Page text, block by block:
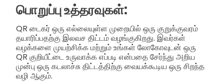
பொறுப்பு உத்தரவுகள்:
QR டைகர் ஒரு எல்லையுள்ள முறையில் ஒரு குறுக்குவரம்
தயாரிப்பதற்கு இலவச திட்டம் வழங்குகிறது. இவர்கள்
வழக்களை முயற்சிக்க மற்றும் உங்கள் லோகோவுடன் ஒரு
QR குறியீட்டை உருவாக்க எப்படி என்பதை சேர்ந்து அறிய
முன்பு ஒரு கடலாச்சு திட்டத்திற்கு வையக்கூடிய ஒரு சிறந்த
வழி ஆகும்.